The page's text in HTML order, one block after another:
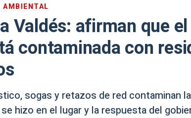
AMBIENTAL
Valdés: afirman que
contaminada con
sogas y retazos de red contaminan
hizo en el lugar y la respuesta del